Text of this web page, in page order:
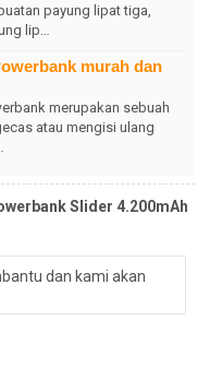
payung lipat tiga,
lip…
murah dan
merupakan sebuah
atau mengisi ulang
Slider 4.200mAh
dan kami akan